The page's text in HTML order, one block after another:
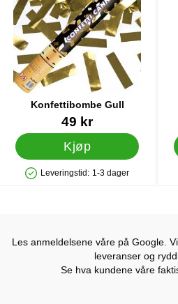
Konfettibombe Gull
Varenummer 12632
49 kr
Kjøp
Produkttilgjengelighet: På lager
Leveringstid: 1-3 dager
Les anmeldelsene våre på Google.
leveranser og
Se hva kundene våre